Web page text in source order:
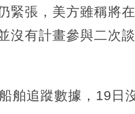
緊張，美方雖稱將
沒有計畫參與二次談
舶追蹤數據，19日